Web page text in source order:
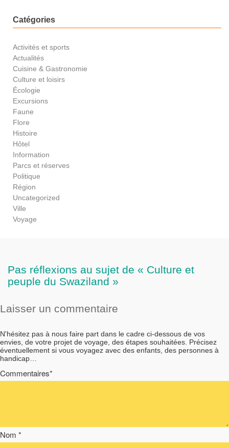
Catégories
Activités et sports
Actualités
Cuisine & Gastronomie
Culture et loisirs
Écologie
Excursions
Faune
Flore
Histoire
Hôtel
Information
Parcs et réserves
Politique
Région
Uncategorized
Ville
Voyage
Pas réflexions au sujet de « Culture et
peuple du Swaziland »
Laisser un commentaire
N'hésitez pas à nous faire part dans le cadre ci-dessous de vos
envies, de votre projet de voyage, des étapes souhaitées. Précisez
éventuellement si vous voyagez avec des enfants, des personnes à
handicap…
Commentaires*
Nom *